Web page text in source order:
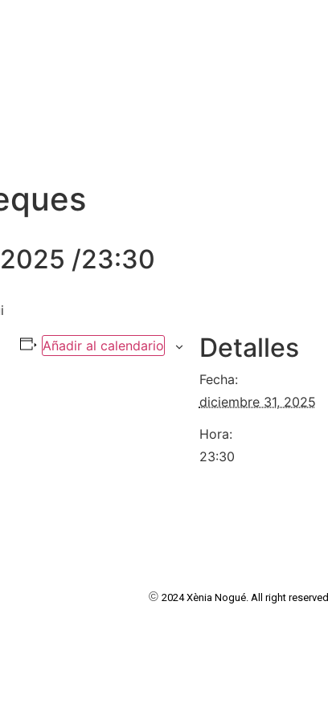
/23:30
Añadir al calendario Detalles
Fecha:
diciembre 31, 2025
Hora:
23:30
© 2024 Xènia Nogué. All right reserved